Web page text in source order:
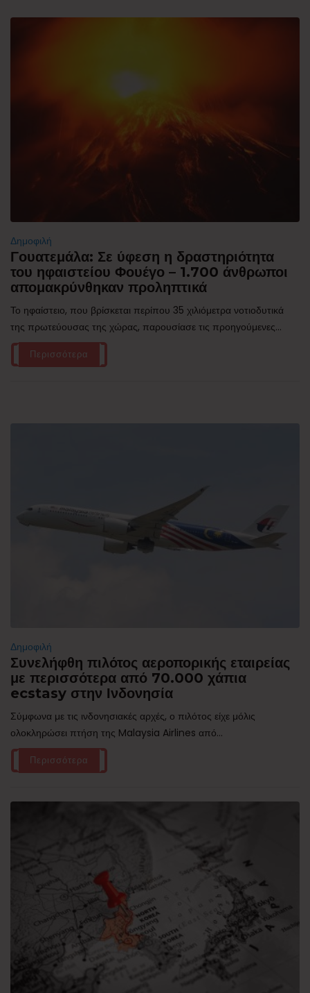
Δημοφιλή
Γουατεμάλα: Σε ύφεση η δραστηριότητα
του ηφαιστείου Φουέγο – 1.700 άνθρωποι
απομακρύνθηκαν προληπτικά
Το ηφαίστειο, που βρίσκεται περίπου 35 χιλιόμετρα νοτιοδυτικά
της πρωτεύουσας της χώρας, παρουσίασε τις προηγούμενες...
Περισσότερα
Δημοφιλή
Συνελήφθη πιλότος αεροπορικής εταιρείας
με περισσότερα από 70.000 χάπια
ecstasy στην Ινδονησία
Σύμφωνα με τις ινδονησιακές αρχές, ο πιλότος είχε μόλις
ολοκληρώσει πτήση της Malaysia Airlines από...
Περισσότερα